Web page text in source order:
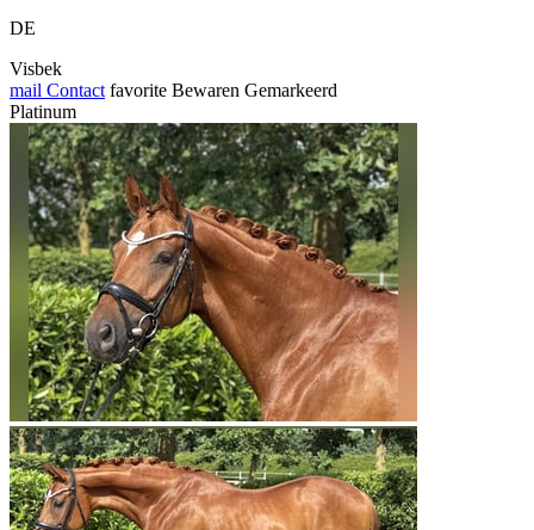
DE
Visbek
mail Contact favorite Bewaren Gemarkeerd
Platinum